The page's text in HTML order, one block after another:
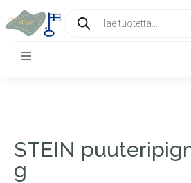
STEIN
g